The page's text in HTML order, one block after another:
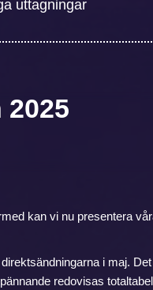
uttagningar
kan vi nu presentera
i maj.
redovisas